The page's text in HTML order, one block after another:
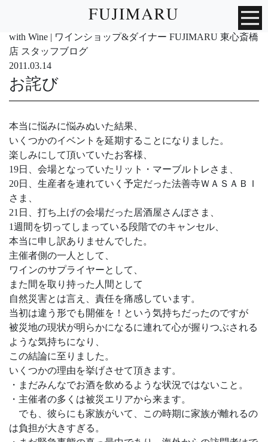
with Wine | ワインショップ&ダイナー FUJIMARU 東心斎橋
店 スタッフブログ
2011.03.14
お詫び
本当に悩みに悩みぬいた結果、
いくつかのイベントを延期することになりました。
楽しみにして頂いていたお客様、
19日、会場となっていたリット・マーブルトレさま、
20日、生産者を連れていく予定だった法善寺ＷＡＳＡＢＩ
さま、
21日、打ち上げの会場だった居酒屋さんぽさま、
1週間を切ってしまっている段階でのキャンセル、
本当に申し訳ありませんでした。
主催者側の一人として、
ワインのサプライヤーとして、
また間を取り持った人間として
自然災害とは言え、責任を痛感しています。
当初は違う形でも開催を！という気持ちだったのですが
被災地の現状が明らかになるに連れて心が握りつぶされる
ような気持ちになり、
この結論に至りました。
いくつかの理由を挙げさせて頂きます。
・まだみんなでお酒を飲めるような状況ではないこと。
・主催者の多くは被災エリアから来ます。
でも、彼らにも家族がいて、この時期に家族が離れるの
は負担が大きすぎる。